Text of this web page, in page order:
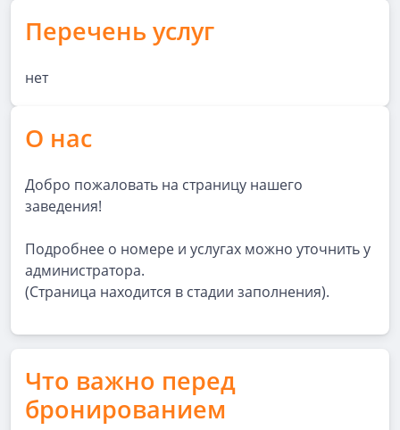
Перечень услуг
нет
О нас
Добро пожаловать на страницу нашего
заведения!
Подробнее о номере и услугах можно уточнить у
администратора.
(Страница находится в стадии заполнения).
Что важно перед
бронированием